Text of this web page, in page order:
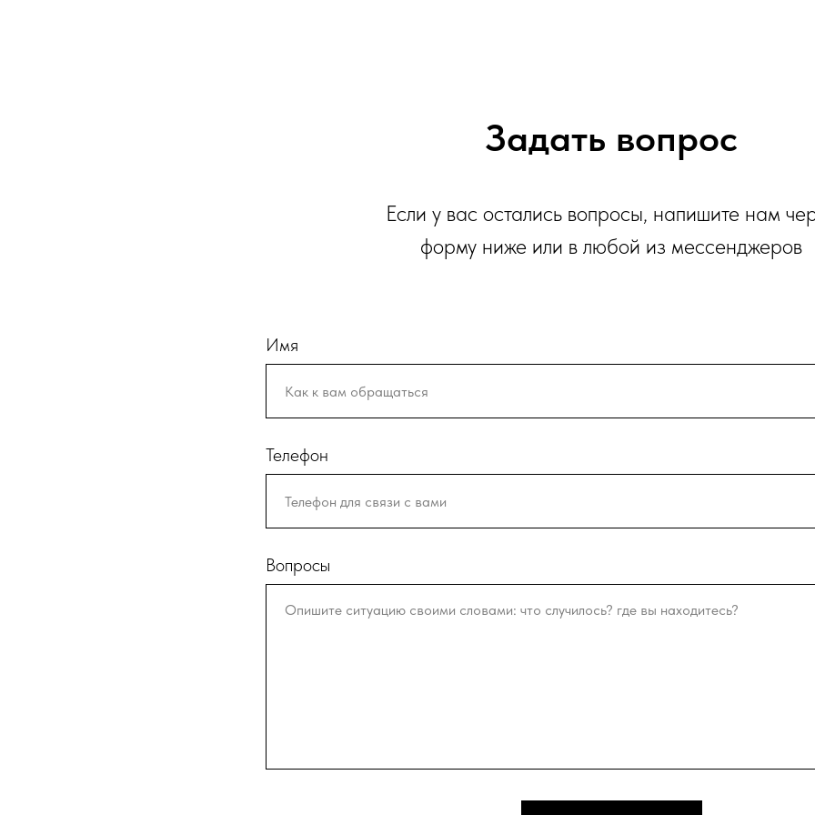
Задать вопрос
Если у вас остались вопросы, напишите нам
форму ниже или в любой из мессенджеров
Имя
Телефон
Вопросы